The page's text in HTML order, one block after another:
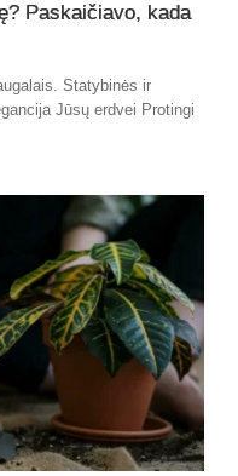
Paskaičiavo, kada
Statybinės ir
Jūsų erdvei Protingi